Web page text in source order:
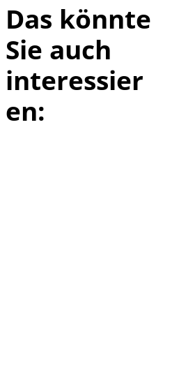
Das könnte
Sie auch
interessier
en: